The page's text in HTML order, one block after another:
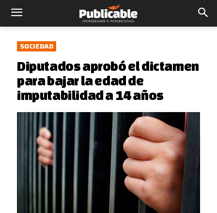
SOCIEDAD
Diputados aprobó el dictamen
para bajar la edad de
imputabilidad a 14 años